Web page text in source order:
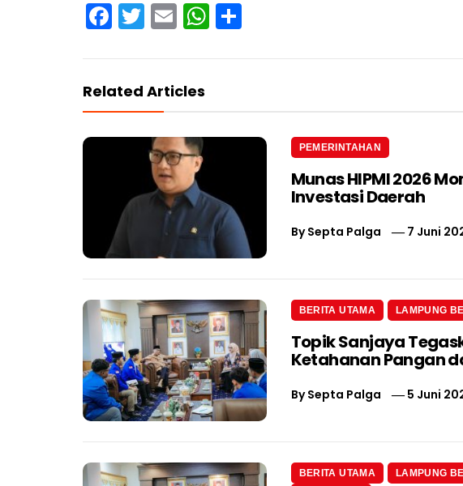
Facebook
TwitterEmailWhatsApp
Related Articles
PEMERINTAHAN
Munas HIPMI 2026
Investasi Daerah
BySepta Palga 7 Juni
BERITA UTAMA LAMPUNG
Topik Sanjaya
Ketahanan Pangan
BySepta Palga 5 Juni
BERITA UTAMA LAMPUNG